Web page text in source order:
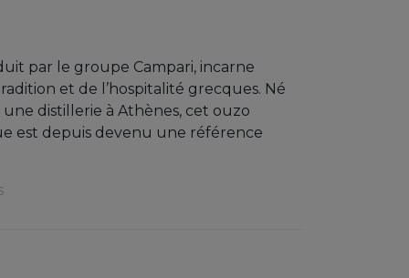
par le groupe Campari, incarne
et de l’hospitalité grecques. Né
une distillerie à Athènes, cet ouzo
est depuis devenu une référence